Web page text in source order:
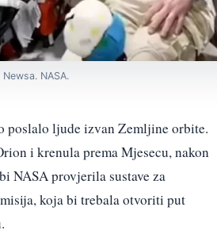
NASA.
poslalo ljude izvan Zemljine orbite.
i krenula prema Mjesecu, nakon
NASA provjerila sustave za
koja bi trebala otvoriti put